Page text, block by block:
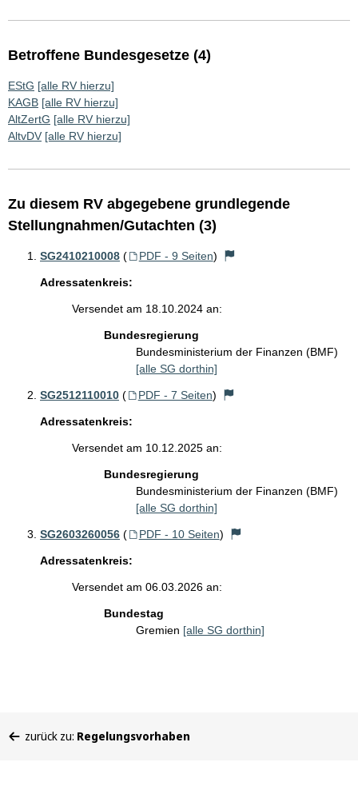
Betroffene Bundesgesetze (4)
EStG [alle RV hierzu]
KAGB [alle RV hierzu]
AltZertG [alle RV hierzu]
AltvDV [alle RV hierzu]
Zu diesem RV abgegebene grundlegende
Stellungnahmen/Gutachten (3)
SG2410210008 ( PDF - 9 Seiten)
Adressatenkreis:
Versendet am 18.10.2024 an:
Bundesregierung
Bundesministerium der Finanzen (BMF)
[alle SG dorthin]
SG2512110010 ( PDF - 7 Seiten)
Adressatenkreis:
Versendet am 10.12.2025 an:
Bundesregierung
Bundesministerium der Finanzen (BMF)
[alle SG dorthin]
SG2603260056 ( PDF - 10 Seiten)
Adressatenkreis:
Versendet am 06.03.2026 an:
Bundestag
Gremien [alle SG dorthin]
befinden
zurück zu: Regelungsvorhaben